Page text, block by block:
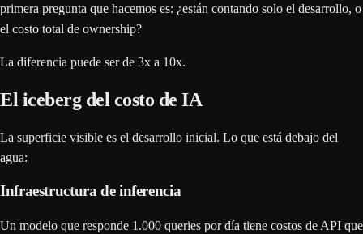
primera pregunta que hacemos es: ¿están contando solo el desarrollo, o
el costo total de ownership?
La diferencia puede ser de 3x a 10x.
El iceberg del costo de IA
La superficie visible es el desarrollo inicial. Lo que está debajo del
agua:
Infraestructura de inferencia
Un modelo que responde 1.000 queries por día tiene costos de API que